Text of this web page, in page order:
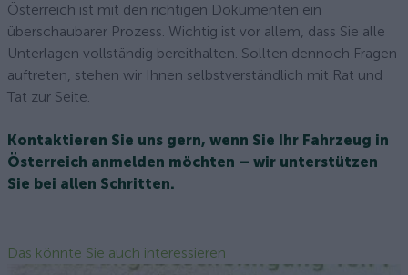
Österreich ist mit den richtigen Dokumenten ein
überschaubarer Prozess. Wichtig ist vor allem, dass Sie alle
Unterlagen vollständig bereithalten. Sollten dennoch Fragen
auftreten, stehen wir Ihnen selbstverständlich mit Rat und
Tat zur Seite.
Kontaktieren Sie uns gern, wenn Sie Ihr Fahrzeug in
Österreich anmelden möchten – wir unterstützen
Sie bei allen Schritten.
Das könnte Sie auch interessieren